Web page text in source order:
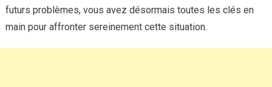
futurs problèmes, vous avez désormais toutes les clés en
main pour affronter sereinement cette situation.